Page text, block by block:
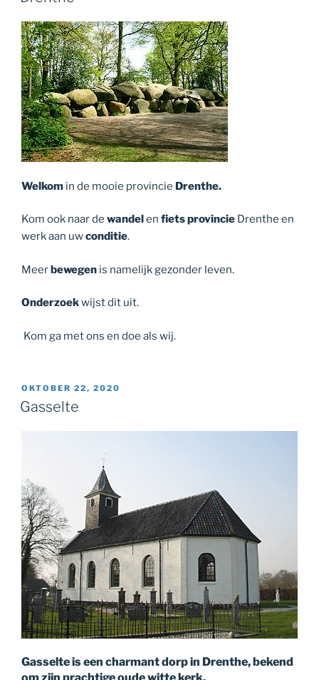
Welkom in de mooie provincie Drenthe.
Kom ook naar de wandelen fiets provincie Drenthe en
werk aan uwconditie.
Meerbewegen is namelijk gezonder leven.
Onderzoekwijst dit uit.
Kom ga met ons en doe als wij.
GEPLAATST
OP
OKTOBER 22, 2020
Gasselte
Gasselte is een charmant dorp in Drenthe, bekend